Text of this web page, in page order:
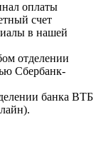
оплаты
счет
в нашей
отделении
Сбербанк-
банка ВТБ
).